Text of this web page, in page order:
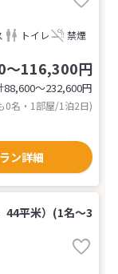
トイレ 禁煙
～116,300円
88,600〜232,600円
0名・1部屋/1泊2日)
ン詳細
44平米）(1名～3